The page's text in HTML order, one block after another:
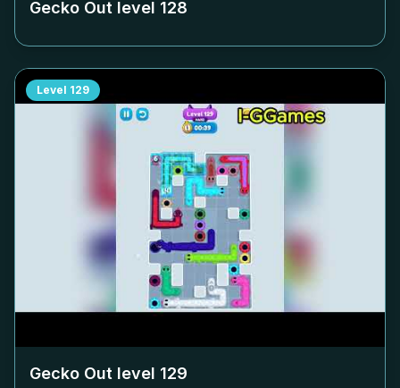
Gecko Out level 128
Level 129
Gecko Out level 129